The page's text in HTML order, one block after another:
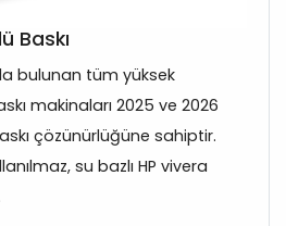
Baskı
bulunan tüm yüksek
makinaları 2025 ve 2026
çözünürlüğüne sahiptir.
su bazlı HP vivera